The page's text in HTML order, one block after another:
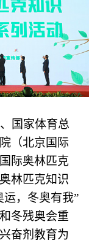
国家体育总
（北京国际
际奥林匹克
林匹克知识
，冬奥有我”
冬残奥会重
奋剂教育为